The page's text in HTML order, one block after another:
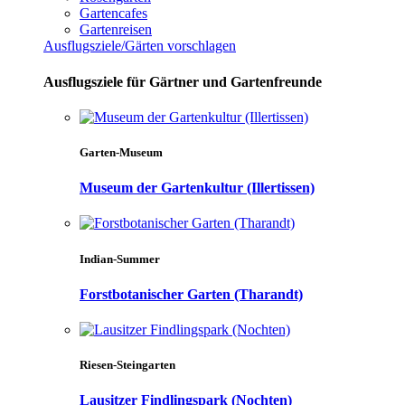
Gartencafes
Gartenreisen
Ausflugsziele/Gärten vorschlagen
Ausflugsziele für Gärtner und Gartenfreunde
Garten-Museum
Museum der Gartenkultur (Illertissen)
Indian-Summer
Forstbotanischer Garten (Tharandt)
Riesen-Steingarten
Lausitzer Findlingspark (Nochten)